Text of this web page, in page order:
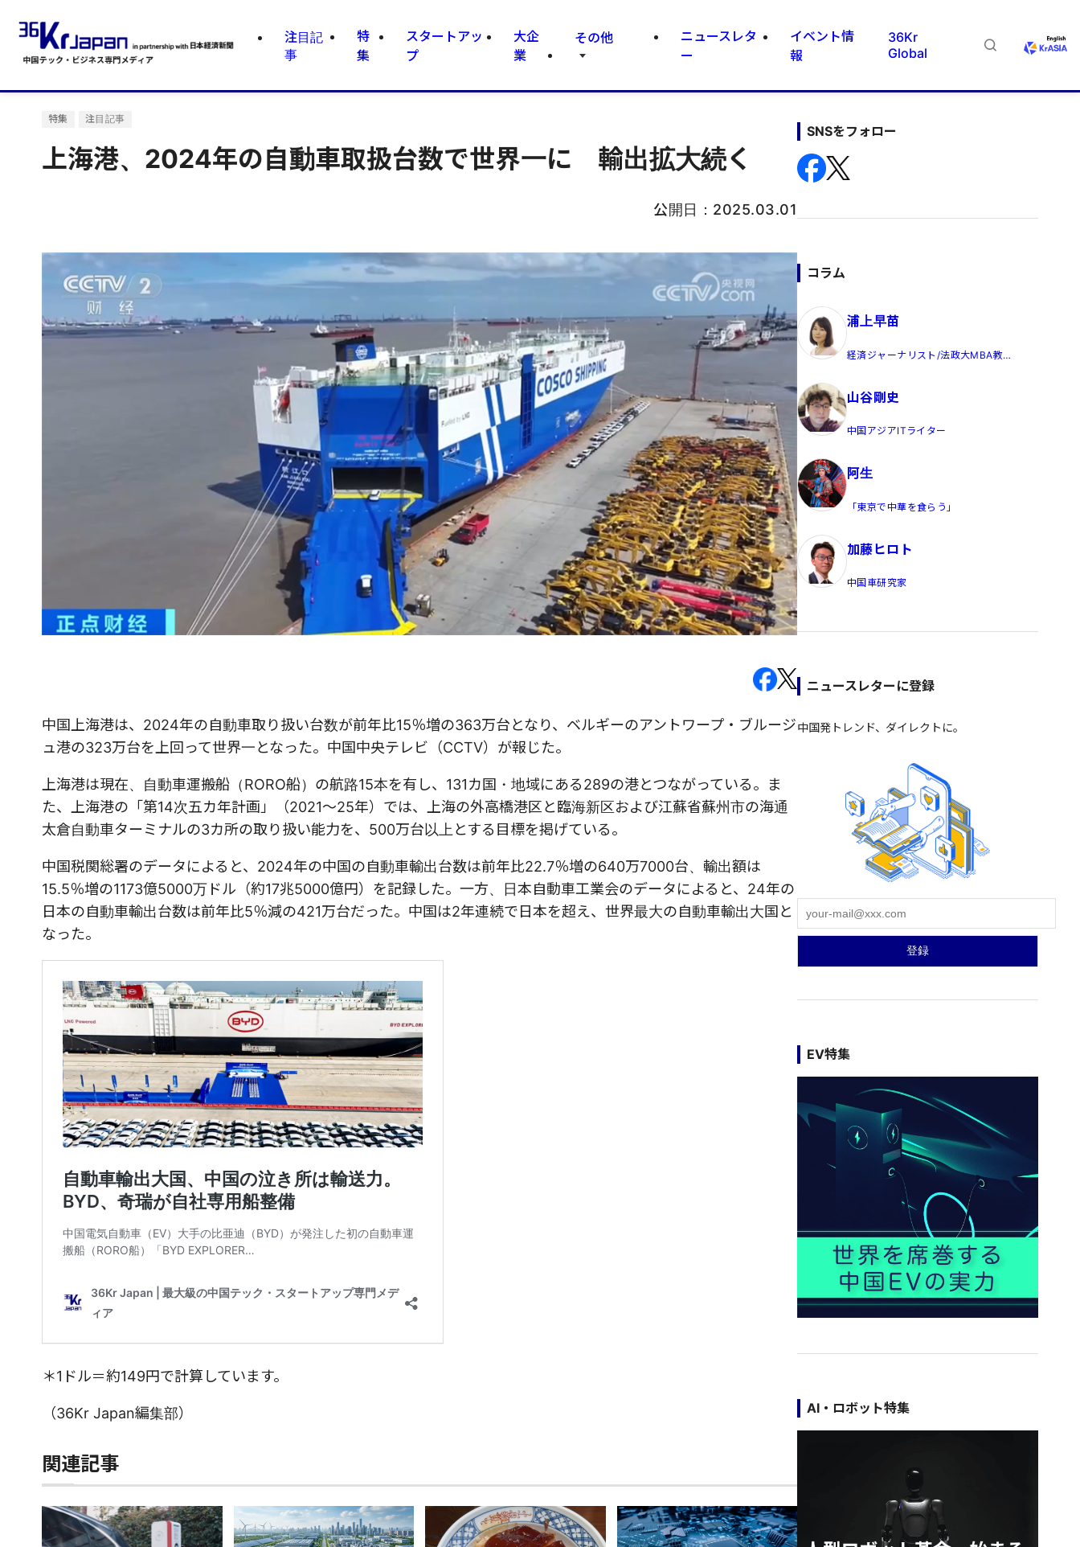
注目記
事
特
集
スタートアッ
プ
大企
業
その他
ニュースレタ
ー
イベント情
報
36Kr
Global
特集 注目記事
上海港、2024年の自動車取扱台数で世界一に 輸出拡大続く
公開日： 2025.03.01
中国上海港は、2024年の自動車取り扱い台数が前年比15％増の363万台となり、ベルギーのアントワープ・ブルージ
ュ港の323万台を上回って世界一となった。中国中央テレビ（CCTV）が報じた。
上海港は現在、自動車運搬船（RORO船）の航路15本を有し、131カ国・地域にある289の港とつながっている。ま
た、上海港の「第14次五カ年計画」（2021〜25年）では、上海の外高橋港区と臨海新区および江蘇省蘇州市の海通
太倉自動車ターミナルの3カ所の取り扱い能力を、500万台以上とする目標を掲げている。
中国税関総署のデータによると、2024年の中国の自動車輸出台数は前年比22.7％増の640万7000台、輸出額は
15.5％増の1173億5000万ドル（約17兆5000億円）を記録した。一方、日本自動車工業会のデータによると、24年の
日本の自動車輸出台数は前年比5％減の421万台だった。中国は2年連続で日本を超え、世界最大の自動車輸出大国と
なった。
＊1ドル＝約149円で計算しています。
（36Kr Japan編集部）
関連記事
SNSをフォロー
コラム
浦上早苗
経済ジャーナリスト/法政大MBA教
山谷剛史
中国アジアITライター
阿生
「東京で中華を食らう」
加藤ヒロト
中国車研究家
ニュースレターに登録
中国発トレンド、ダイレクトに。
EV特集
AI・ロボット特集